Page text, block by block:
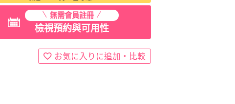
無需會員註冊
檢視預約與可用性
お気に入りに追加・比較